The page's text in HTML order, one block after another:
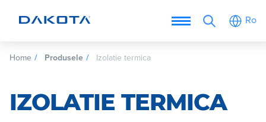
Ro
Home Produsele Izolatie termica
IZOLATIE TERMICA